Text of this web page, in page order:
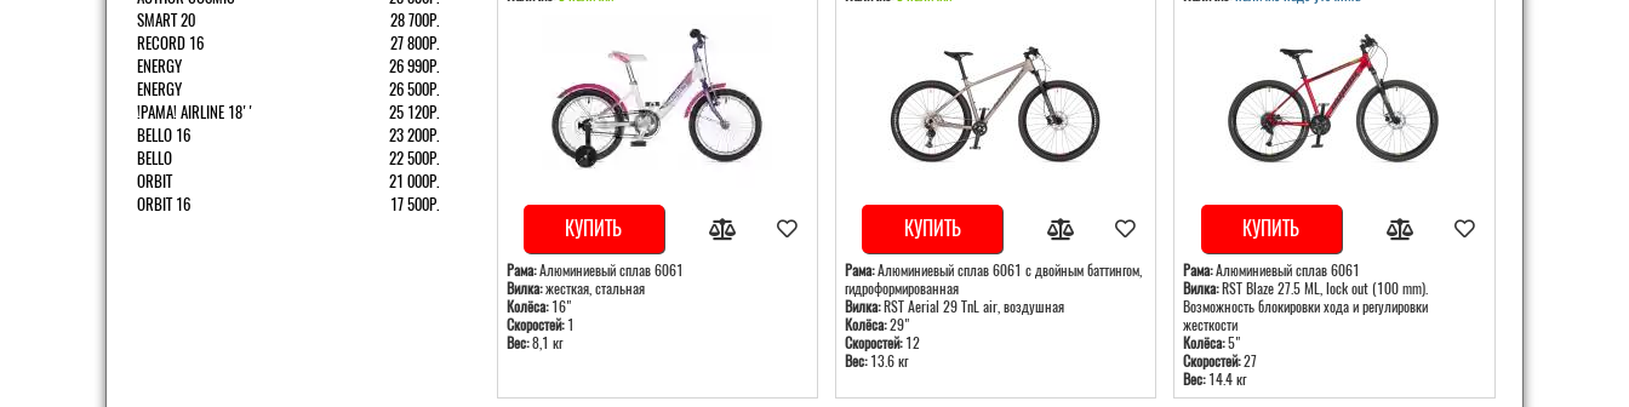
SMART 20
28 700Р.
RECORD 16
27 800Р.
ENERGY
26 990Р.
ENERGY
26 500Р.
!РАМА! AIRLINE 18''
25 120Р.
BELLO 16
23 200Р.
BELLO
22 500Р.
ORBIT
21 000Р.
ORBIT 16
17 500Р.
КУПИТЬ
Рама:Алюминиевый сплав 6061
Вилка:жесткая, стальная
Колёса:16"
Скоростей:1
Вес:8,1 кг
КУПИТЬ
Рама:Алюминиевый сплав 6061 с двойным баттингом,
гидроформированная
Вилка:RST Aerial 29 TnL air, воздушная
Колёса:29"
Скоростей:12
Вес:13.6 кг
КУПИТЬ
Рама:Алюминиевый сплав 6061
Вилка:RST Blaze 27.5 ML, lock out (100 mm).
Возможность блокировки хода и регулировки
жесткости
Колёса:5"
Скоростей:27
Вес:14.4 кг